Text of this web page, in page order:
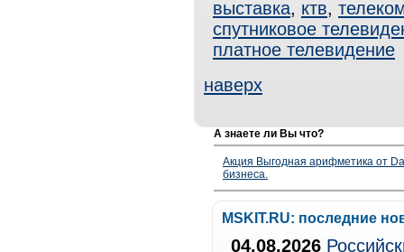
выставка, ктв,
спутниковое
платное телевидение
наверх
А знаете ли Вы что?
Акция Выгодная арифметика от
бизнеса.
MSKIT.RU: последние
04.08.2026